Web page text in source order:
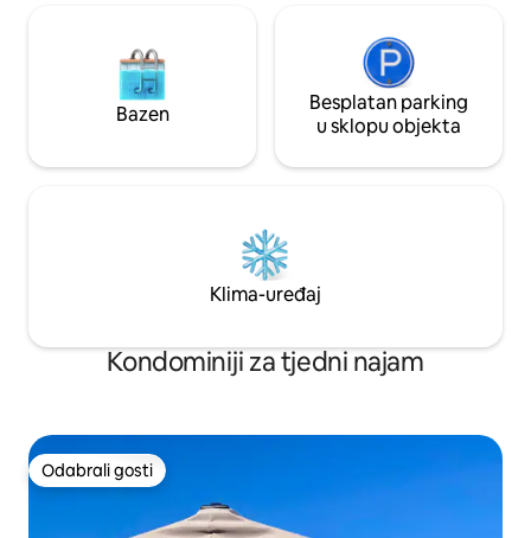
Bazen
Besplatan parking
u sklopu objekta
Klima-uređaj
Kondominiji za tjedni najam
Odabrali gosti
Odabrali gosti